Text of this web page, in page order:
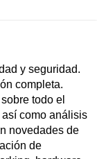
y seguridad.
completa.
todo el
como análisis
novedades de
de